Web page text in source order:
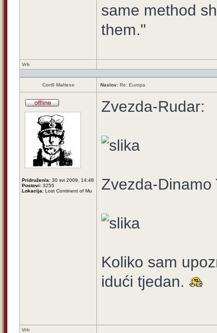
same method
them."
Vrh
Cort0 Maltese Naslov: Re: Europa
Pridružen/a: 30 svi 2009, 14:48
Postovi: 3255
Lokacija: Lost Continent of Mu
Zvezda-Rudar:
Zvezda-Dinamo
Koliko sam
idući tjedan.
Vrh